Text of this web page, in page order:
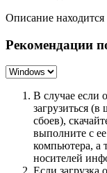
Описание находится
Рекомендации
В случае если
загрузиться
сбоев),
выполните с
компьютера, а
носителей